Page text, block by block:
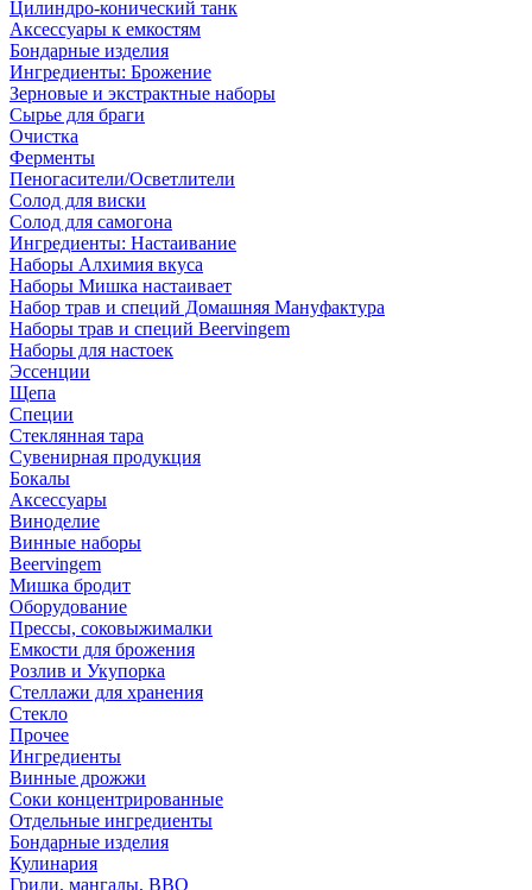
Цилиндро-конический танк
Аксессуары к емкостям
Бондарные изделия
Ингредиенты: Брожение
Зерновые и экстрактные наборы
Сырье для браги
Очистка
Ферменты
Пеногасители/Осветлители
Солод для виски
Солод для самогона
Ингредиенты: Настаивание
Наборы Алхимия вкуса
Наборы Мишка настаивает
Набор трав и специй Домашняя Мануфактура
Наборы трав и специй Beervingem
Наборы для настоек
Эссенции
Щепа
Специи
Стеклянная тара
Сувенирная продукция
Бокалы
Аксессуары
Виноделие
Винные наборы
Beervingem
Мишка бродит
Оборудование
Прессы, соковыжималки
Емкости для брожения
Розлив и Укупорка
Стеллажи для хранения
Стекло
Прочее
Ингредиенты
Винные дрожжи
Соки концентрированные
Отдельные ингредиенты
Бондарные изделия
Кулинария
Грили, мангалы, BBQ